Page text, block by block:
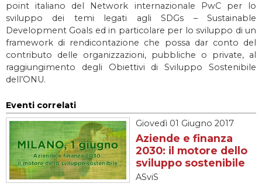
point italiano del Network internazionale PwC per lo
sviluppo dei temi legati agli SDGs – Sustainable
Development Goals ed in particolare per lo sviluppo di un
framework di rendicontazione che possa dar conto del
contributo delle organizzazioni, pubbliche o private, al
raggiungimento degli Obiettivi di Sviluppo Sostenibile
dell’ONU.
Giovedì 01 Giugno 2017
Aziende e finanza
2030: il motore dello
sviluppo sostenibile
ASviS